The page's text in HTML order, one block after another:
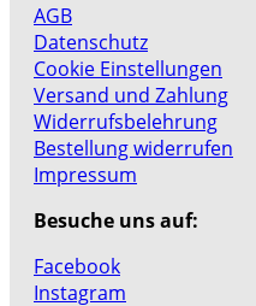
AGB
Datenschutz
Cookie Einstellungen
Versand und Zahlung
Widerrufsbelehrung
Bestellung widerrufen
Impressum
Besuche uns auf:
Facebook
Instagram